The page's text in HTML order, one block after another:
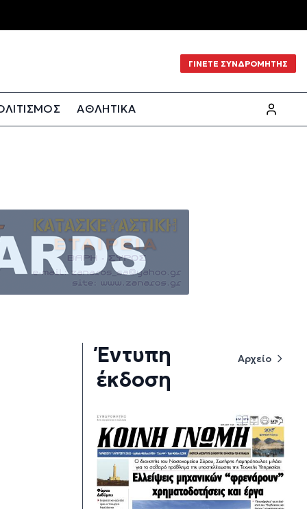
ΓΙΝΕΤΕ ΣΥΝΔΡΟΜΗΤΗΣ
ΑΘΛΗΤΙΚΑ
Έντυπη
έκδοση
Αρχείο